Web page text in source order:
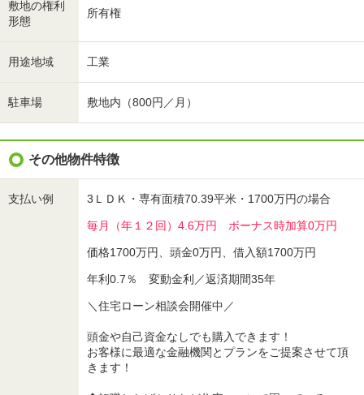
敷地の権利
形態
所有権
用途地域 工業
駐車場 敷地内（800円／月）
その他物件特徴
支払い例 3ＬＤＫ・専有面積70.39平米・1700万円の場合
毎月（年１２回）4.6万円 ボーナス時加算0万円
価格1700万円、頭金0万円、借入額1700万円
年利0.7％ 変動金利／返済期間35年
＼住宅ローン相談会開催中／
頭金や自己資金なしでも購入できます！
お客様に最適な金融機関とプランをご提案させて頂
きます！